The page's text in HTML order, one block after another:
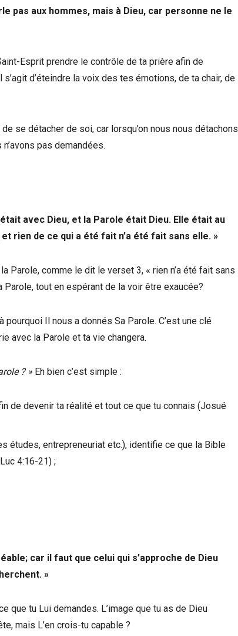
pas aux hommes, mais à Dieu, car personne ne le
Esprit prendre le contrôle de ta prière afin de
d’éteindre la voix des tes émotions, de ta chair, de
se détacher de soi, car lorsqu’on nous nous détachons
pas demandées.
avec Dieu, et la Parole était Dieu. Elle était au
rien de ce qui a été fait n’a été fait sans elle. »
Parole, comme le dit le verset 3, « rien n’a été fait sans
tout en espérant de la voir être exaucée?
Il nous a donnés Sa Parole. C’est une clé
avec la Parole et ta vie changera.
? » Eh bien c’est simple :
de devenir ta réalité et tout ce que tu connais (Josué
études, entrepreneuriat etc.), identifie ce que la Bible
4:16-21) ;
car il faut que celui qui s’approche de Dieu
»
que tu Lui demandes. L’image que tu as de Dieu
mais L’en crois-tu capable ?